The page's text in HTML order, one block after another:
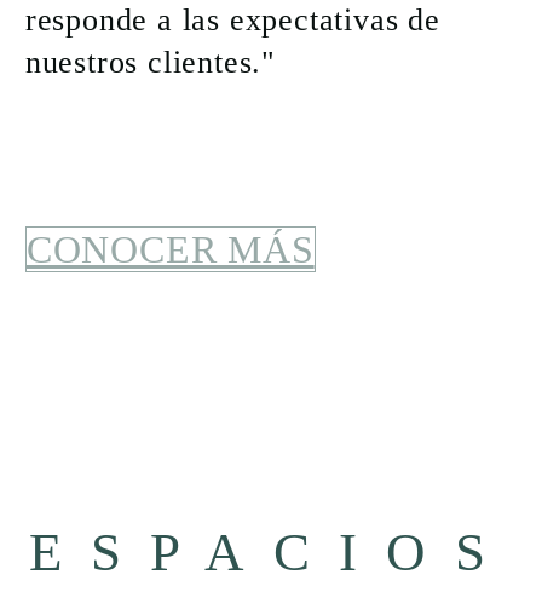
responde a las expectativas de
nuestros clientes."
CONOCER MÁS
ESPACIOS